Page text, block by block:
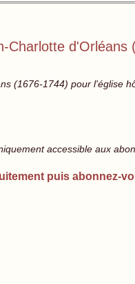
(1676-1744) pour l'église
accessible aux
puis abonnez-